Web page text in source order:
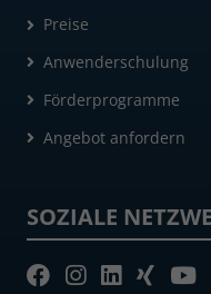
Preise
Anwenderschulung
Förderprogramme
Angebot anfordern
SOZIALE